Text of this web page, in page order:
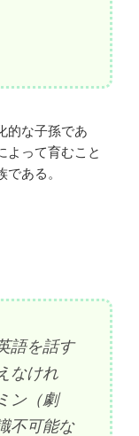
的な子孫であ
よって育むこと
ある。
語を話す
なけれ
ン（劇
不可能な